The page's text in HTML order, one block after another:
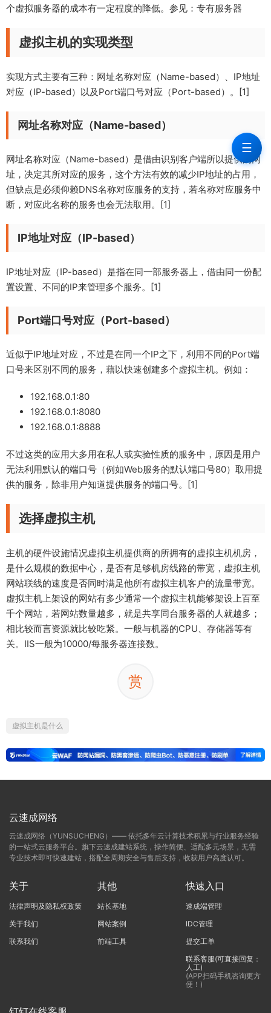
个虚拟服务器的成本有一定程度的降低。参见：专有服务器
虚拟主机的实现类型
实现方式主要有三种：网址名称对应（Name-based）、IP地址
对应（IP-based）以及Port端口号对应（Port-based）。[1]
网址名称对应（Name-based）
网址名称对应（Name-based）是借由识别客户端所以提供的网
址，决定其所对应的服务，这个方法有效的减少IP地址的占用，
但缺点是必须仰赖DNS名称对应服务的支持，若名称对应服务中
断，对应此名称的服务也会无法取用。[1]
IP地址对应（IP-based）
IP地址对应（IP-based）是指在同一部服务器上，借由同一份配
置设置、不同的IP来管理多个服务。[1]
Port端口号对应（Port-based）
近似于IP地址对应，不过是在同一个IP之下，利用不同的Port端
口号来区别不同的服务，藉以快速创建多个虚拟主机。例如：
192.168.0.1:80
192.168.0.1:8080
192.168.0.1:8888
不过这类的应用大多用在私人或实验性质的服务中，原因是用户
无法利用默认的端口号（例如Web服务的默认端口号80）取用提
供的服务，除非用户知道提供服务的端口号。[1]
选择虚拟主机
主机的硬件设施情况虚拟主机提供商的所拥有的虚拟主机机房，
是什么规模的数据中心，是否有足够机房线路的带宽，虚拟主机
网站联线的速度是否同时满足他所有虚拟主机客户的流量带宽。
虚拟主机上架设的网站有多少通常一个虚拟主机能够架设上百至
千个网站，若网站数量越多，就是共享同台服务器的人就越多；
相比较而言资源就比较吃紧。一般与机器的CPU、存储器等有
关。IIS一般为10000/每服务器连接数。
赏
虚拟主机是什么
云速成网络
云速成网络（YUNSUCHENG）—— 依托多年云计算技术积累与行业服务经验
的一站式云服务平台。旗下云速成建站系统，操作简便、适配多元场景，无需
专业技术即可快速建站，搭配全周期安全与售后支持，收获用户高度认可。
关于
法律声明及隐私权政策
关于我们
联系我们
其他
站长基地
网站案例
前端工具
快速入口
速成端管理
IDC管理
提交工单
联系客服(可直接回复：
人工)
(APP扫码手机咨询更方
便！)
☰